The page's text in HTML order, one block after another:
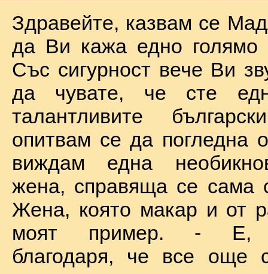
Здравейте, казвам се
да Ви кажа едно голямо
Със сигурност вече Ви
да чувате, че сте
талантливите
опитвам се да погледна
виждам една
жена, справяща се сама
Жена, която макар и от
моят пример. - Е,
благодаря, че все още